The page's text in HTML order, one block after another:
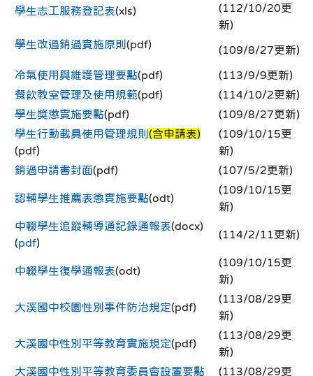
學生志工服務登記表(xls)
(112/10/20更
新)
學生改過銷過實施原則 (pdf) (109/8/27更新)
冷氣使用與維護管理要點(pdf)
(113/9/9更新)
餐飲教室管理及使用規範(pdf)
(114/10/2更新)
學生獎懲實施要點(pdf)
(109/8/27更新)
學生行動載具使用管理規則 (含申請表)
(pdf)
(109/10/15更
新)
銷過申請書封面(pdf) (107/5/2更新)
認輔學生推薦表懲實施要點(odt)
(109/10/15更
新)
中輟學生追蹤輔導通記錄通報表(docx)
(pdf)
(114/2/11更新)
中輟學生復學通報表(odt)
(109/10/15更
新)
大溪國中校園性別事件防治規定(pdf)
(113/08/29更
新)
大溪國中性別平等教育實施規定(pdf)
(113/08/29更
新)
大溪國中性別平等教育委員會設置要點
(113/08/29更